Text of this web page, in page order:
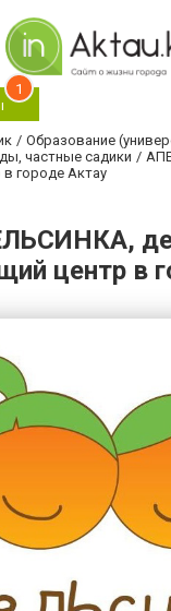
1
Образование
частные садики
городе Актау
центр в